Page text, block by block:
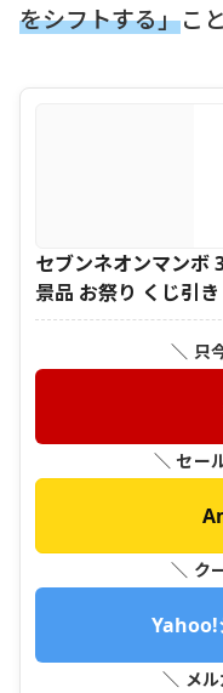
をシフトする」こ
セブンネオンマンボ
景品 お祭り くじ引き
＼ 只
＼ セー
＼ ク
Yahoo!
＼ メ